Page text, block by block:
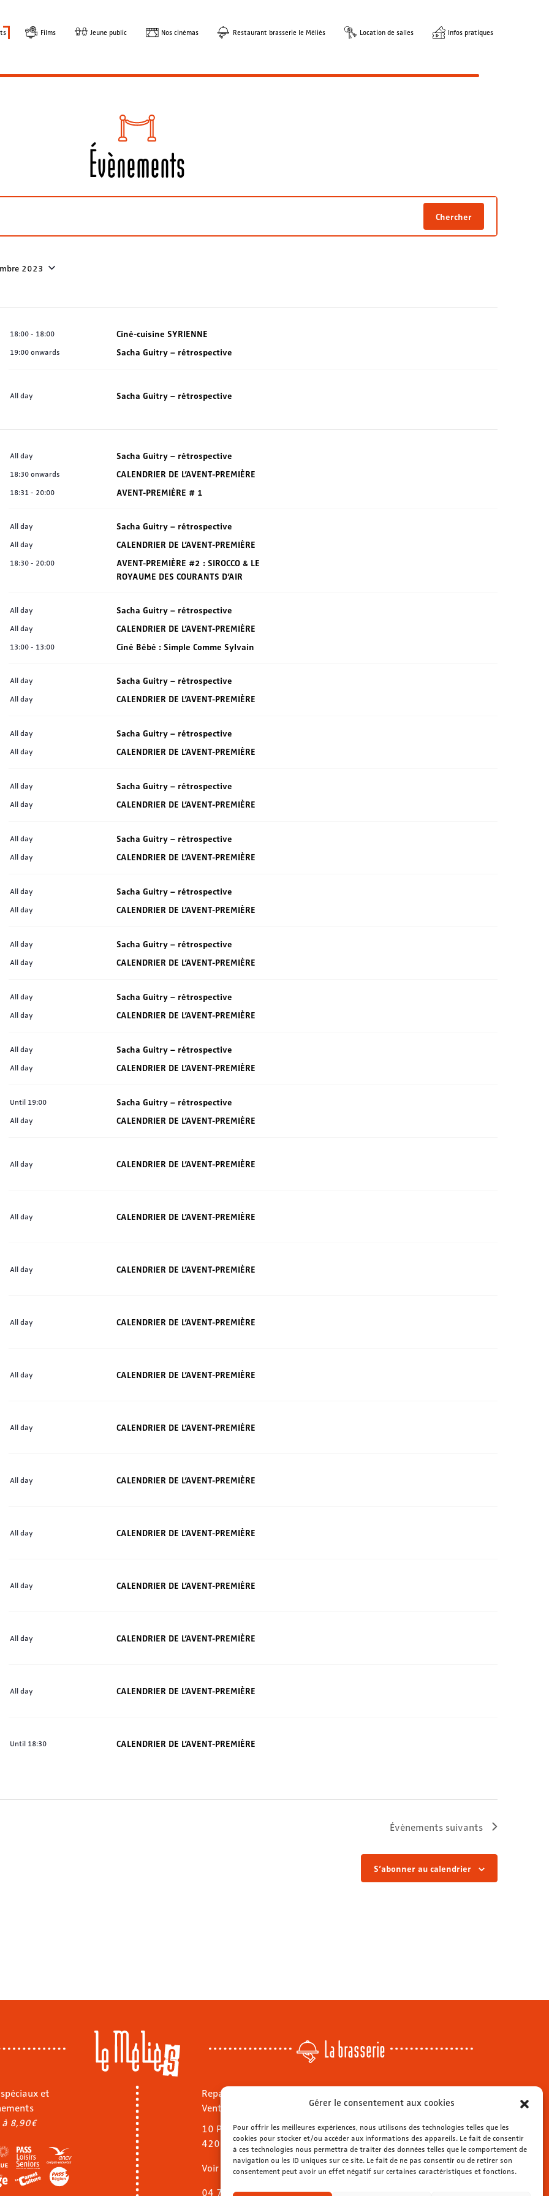
Gérer le consentement aux cookies
Pour offrir les meilleures expériences, nous utilisons des technologies telles que les
cookies pour stocker et/ou accéder aux informations des appareils. Le fait de consentir
à ces technologies nous permettra de traiter des données telles que le comportement de
navigation ou les ID uniques sur ce site. Le fait de ne pas consentir ou de retirer son
consentement peut avoir un effet négatif sur certaines caractéristiques et fonctions.
Films Jeune public Nos cinémas Restaurant brasserie le Méliès Location de salles Infos pratiques
Évènements
Chercher
2023
18:00- 18:00 Ciné-cuisine SYRIENNE
19:00 onwards Sacha Guitry – rétrospective
All day Sacha Guitry – rétrospective
All day Sacha Guitry – rétrospective
18:30 onwards CALENDRIER DE L’AVENT-PREMIÈRE
18:31 - 20:00 AVENT-PREMIÈRE # 1
All day Sacha Guitry – rétrospective
All day CALENDRIER DE L’AVENT-PREMIÈRE
18:30- 20:00
AVENT-PREMIÈRE #2 : SIROCCO & LE
ROYAUME DES COURANTS D’AIR
All day Sacha Guitry – rétrospective
All day CALENDRIER DE L’AVENT-PREMIÈRE
13:00- 13:00 Ciné Bébé : Simple Comme Sylvain
All day Sacha Guitry – rétrospective
All day CALENDRIER DE L’AVENT-PREMIÈRE
All day Sacha Guitry – rétrospective
All day CALENDRIER DE L’AVENT-PREMIÈRE
All day Sacha Guitry – rétrospective
All day CALENDRIER DE L’AVENT-PREMIÈRE
All day Sacha Guitry – rétrospective
All day CALENDRIER DE L’AVENT-PREMIÈRE
All day Sacha Guitry – rétrospective
All day CALENDRIER DE L’AVENT-PREMIÈRE
All day Sacha Guitry – rétrospective
All day CALENDRIER DE L’AVENT-PREMIÈRE
All day Sacha Guitry – rétrospective
All day CALENDRIER DE L’AVENT-PREMIÈRE
All day Sacha Guitry – rétrospective
All day CALENDRIER DE L’AVENT-PREMIÈRE
Until 19:00 Sacha Guitry – rétrospective
All day CALENDRIER DE L’AVENT-PREMIÈRE
All day CALENDRIER DE L’AVENT-PREMIÈRE
All day CALENDRIER DE L’AVENT-PREMIÈRE
All day CALENDRIER DE L’AVENT-PREMIÈRE
All day CALENDRIER DE L’AVENT-PREMIÈRE
All day CALENDRIER DE L’AVENT-PREMIÈRE
All day CALENDRIER DE L’AVENT-PREMIÈRE
All day CALENDRIER DE L’AVENT-PREMIÈRE
All day CALENDRIER DE L’AVENT-PREMIÈRE
All day CALENDRIER DE L’AVENT-PREMIÈRE
All day CALENDRIER DE L’AVENT-PREMIÈRE
All day CALENDRIER DE L’AVENT-PREMIÈRE
Until 18:30 CALENDRIER DE L’AVENT-PREMIÈRE
Évènements suivants
S’abonner au calendrier
La brasserie
et
à 8,90€
Repas sur place
Vente à emporter
10 Pl. Jean Jaurès
42000 Saint-Étienne
Voir le menu
04 77 32 40 92
Mardi & mercredi: 11h - 00h30
Jeudi: 11h - 1h
Vendredi & samedi: 11h - 1h30
Dimanche: 11h - 00h